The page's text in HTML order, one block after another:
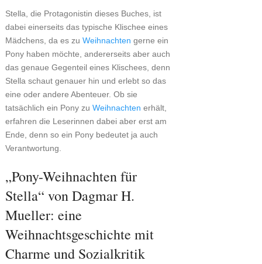
Stella, die Protagonistin dieses Buches, ist
dabei einerseits das typische Klischee eines
Mädchens, da es zu Weihnachten gerne ein
Pony haben möchte, andererseits aber auch
das genaue Gegenteil eines Klischees, denn
Stella schaut genauer hin und erlebt so das
eine oder andere Abenteuer. Ob sie
tatsächlich ein Pony zu Weihnachten erhält,
erfahren die Leserinnen dabei aber erst am
Ende, denn so ein Pony bedeutet ja auch
Verantwortung.
„Pony-Weihnachten für
Stella“ von Dagmar H.
Mueller: eine
Weihnachtsgeschichte mit
Charme und Sozialkritik